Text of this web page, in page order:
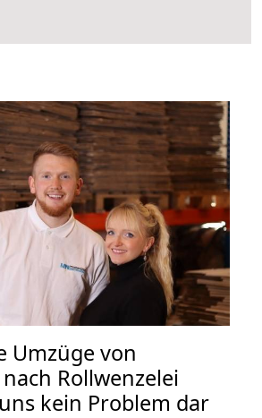
Umzüge von
Rollwenzelei
kein Problem dar